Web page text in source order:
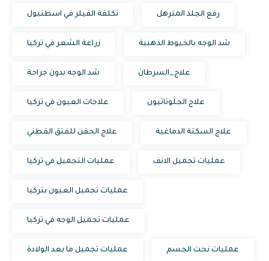
تكلفة الفيلر في اسطنبول رفع الجلد المترهل
زراعة الشعر في تركيا شد الوجه بالخيوط الذهبية
شد الوجه بدون جراحة علاج_السرطان
علاجات العيون في تركيا علاج الجلوتاثيون
علاج الحقن للفتق القطني علاج السكتة الدماغية
عمليات التجميل في تركيا عمليات تجميل الانف
عمليات تجميل العيون بتركيا
عمليات تجميل الوجه في تركيا
عمليات تجميل ما بعد الولادة عمليات نحت الجسم